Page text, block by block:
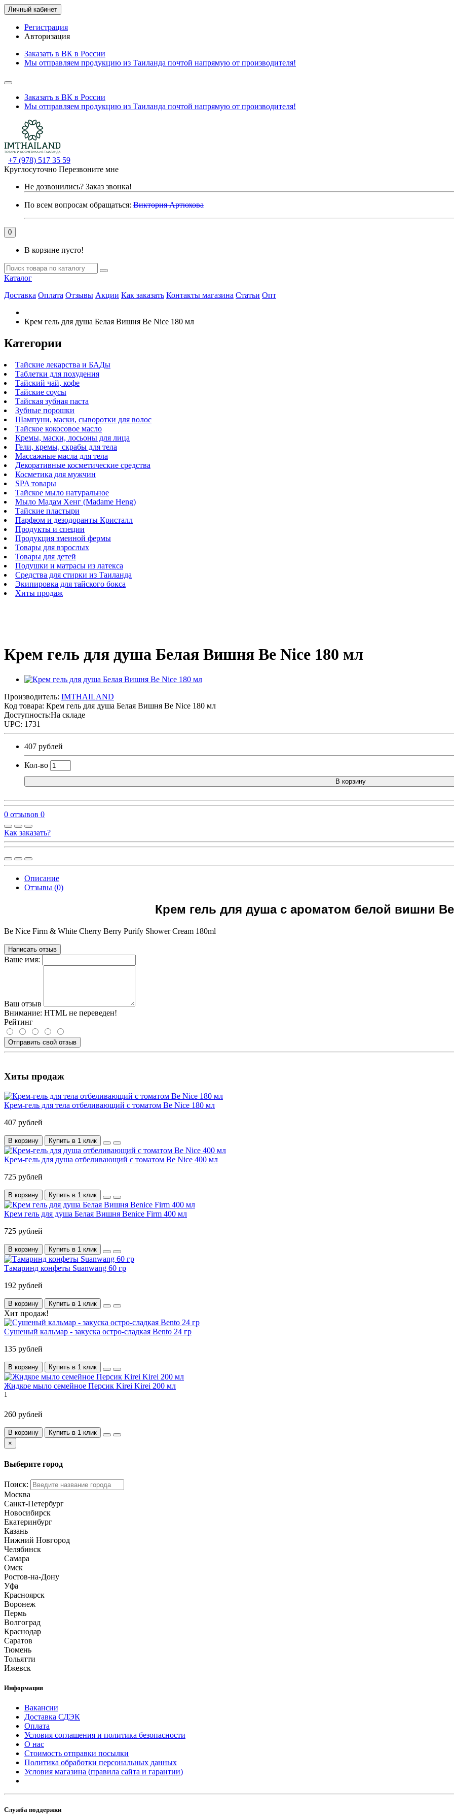
Личный кабинет
Регистрация
Авторизация
Заказать в ВК в России
Мы отправляем продукцию из Таиланда почтой напрямую от производителя!
Заказать в ВК в России
Мы отправляем продукцию из Таиланда почтой напрямую от производителя!
+7 (978) 517 35 59
Круглосуточно Перезвоните мне
Не дозвонились? Заказ звонка!
По всем вопросам обращаться: Виктория Артюхова
0
В корзине пусто!
Каталог
Доставка Оплата Отзывы Акции Как заказать Контакты магазина Статьи Опт
Крем гель для душа Белая Вишня Be Nice 180 мл
Категории
Тайские лекарства и БАДы
Таблетки для похудения
Тайский чай, кофе
Тайские соусы
Тайская зубная паста
Зубные порошки
Шампуни, маски, сыворотки для волос
Тайское кокосовое масло
Кремы, маски, лосьоны для лица
Гели, кремы, скрабы для тела
Массажные масла для тела
Декоративные косметические средства
Косметика для мужчин
SPA товары
Тайское мыло натуральное
Мыло Мадам Хенг (Madame Heng)
Тайские пластыри
Парфюм и дезодоранты Кристалл
Продукты и специи
Продукция змеиной фермы
Товары для взрослых
Товары для детей
Подушки и матрасы из латекса
Средства для стирки из Таиланда
Экипировка для тайского бокса
Хиты продаж
Крем гель для душа Белая Вишня Be Nice 180 мл
Производитель: IMTHAILAND
Код товара: Крем гель для душа Белая Вишня Be Nice 180 мл
Доступность:На складе
UPC: 1731
407 рублей
Кол-во
В корзину
0 отзывов 0
Как заказать?
Описание
Отзывы (0)
Крем гель для душа с ароматом белой вишни
Be Nice Firm & White Cherry Berry Purify Shower Cream 180ml
Написать отзыв
Ваше имя:
Ваш отзыв
Внимание: HTML не переведен!
Рейтинг
Отправить свой отзыв
Хиты продаж
Крем-гель для тела отбеливающий с томатом Be Nice 180 мл
407 рублей
В корзину Купить в 1 клик
Крем-гель для душа отбеливающий с томатом Be Nice 400 мл
725 рублей
В корзину Купить в 1 клик
Крем гель для душа Белая Вишня Benice Firm 400 мл
725 рублей
В корзину Купить в 1 клик
Тамаринд конфеты Suanwang 60 гр
192 рублей
В корзину Купить в 1 клик
Хит продаж!
Сушеный кальмар - закуска остро-сладкая Bento 24 гр
135 рублей
В корзину Купить в 1 клик
Жидкое мыло семейное Персик Kirei Kirei 200 мл
1
260 рублей
В корзину
Купить в 1 клик
×
Выберите город
Поиск:
Москва
Санкт-Петербург
Новосибирск
Екатеринбург
Казань
Нижний Новгород
Челябинск
Самара
Омск
Ростов-на-Дону
Уфа
Красноярск
Воронеж
Пермь
Волгоград
Краснодар
Саратов
Тюмень
Тольятти
Ижевск
Информация
Вакансии
Доставка СДЭК
Оплата
Условия соглашения и политика безопасности
О нас
Стоимость отправки посылки
Политика обработки персональных данных
Условия магазина (правила сайта и гарантии)
Служба поддержки